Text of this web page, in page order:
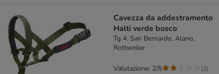
Cavezza da addestramento
Halti verde bosco
Tg 4: San Bernardo, Alano,
Rottweiler
Valutazione: 2/5 (2)